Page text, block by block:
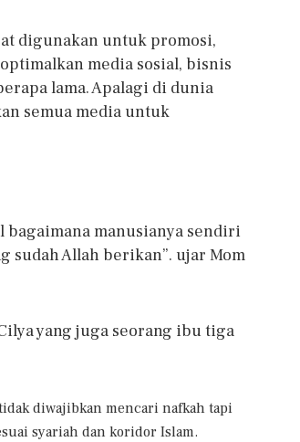
digunakan untuk promosi,
media sosial, bisnis
lama. Apalagi di dunia
semua media untuk
bagaimana manusianya sendiri
sudah Allah berikan”. ujar Mom
yang juga seorang ibu tiga
diwajibkan mencari nafkah tapi
syariah dan koridor Islam.